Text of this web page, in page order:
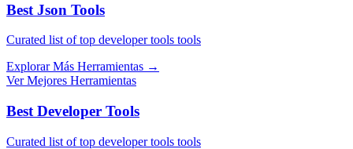
Best Json Tools
Curated list of top developer tools tools
Explorar Más Herramientas →
Ver Mejores Herramientas
Best Developer Tools
Curated list of top developer tools tools